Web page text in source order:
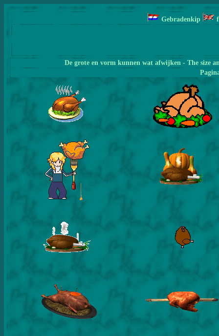
Gebradenkip
De grote en vorm kunnen wat afwijken - The size